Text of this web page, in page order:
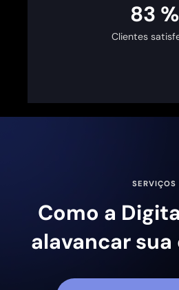
100 %
Clientes
SERVIÇOS
Como a
alavancar sua